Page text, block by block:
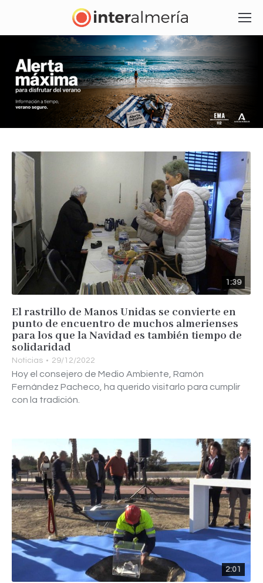
1:39
El rastrillo de Manos Unidas se convierte en
punto de encuentro de muchos almerienses
para los que la Navidad es también tiempo de
solidaridad
Noticias 29/12/2022
Hoy el consejero de Medio Ambiente, Ramón
Fernández Pacheco, ha querido visitarlo para cumplir
con la tradición.
2:01